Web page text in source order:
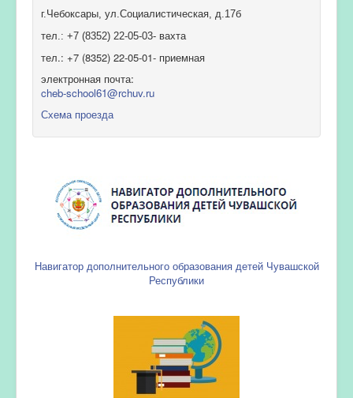
г.Чебоксары, ул.Социалистическая, д.17б
тел.: +7 (8352) 22-05-03- вахта
тел.: +7 (8352) 22-05-01- приемная
электронная почта:
cheb-school61@rchuv.ru
Схема проезда
Навигатор дополнительного образования детей Чувашской
Республики